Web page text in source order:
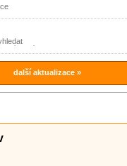
a odstranit
soubory
chod
místa
další aktualizace »